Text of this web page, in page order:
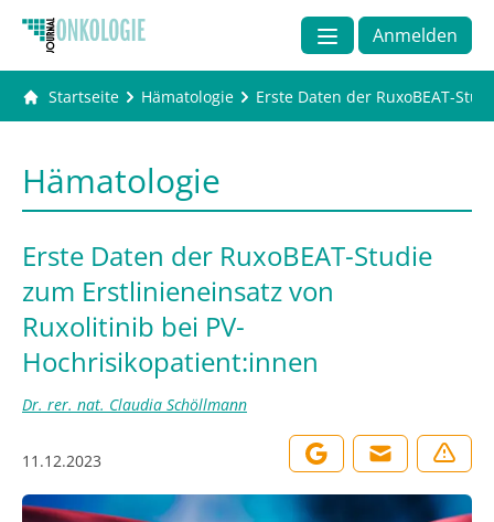
Anmelden
Startseite Hämatologie Erste Daten der RuxoBEAT-
Hämatologie
Erste Daten der RuxoBEAT-Studie
zum Erstlinieneinsatz von
Ruxolitinib bei PV-
Hochrisikopatient:innen
Dr. rer. nat. Claudia Schöllmann
11.12.2023